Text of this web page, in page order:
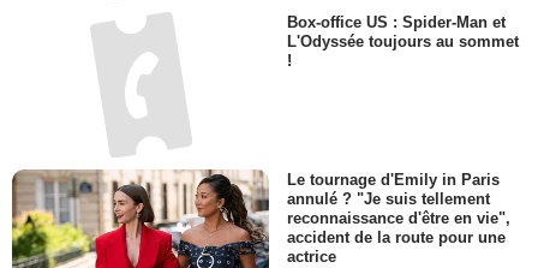
Box-office US : Spider-Man et
L'Odyssée toujours au sommet
!
Le tournage d'Emily in Paris
annulé ? "Je suis tellement
reconnaissance d'être en vie",
accident de la route pour une
actrice